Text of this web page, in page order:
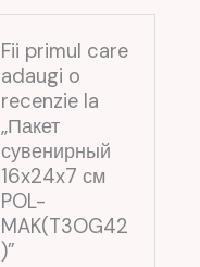
Fii primul care
adaugi o
recenzie la
„Пакет
сувенирный
16x24x7 см
POL-
MAK(T3OG42
)”